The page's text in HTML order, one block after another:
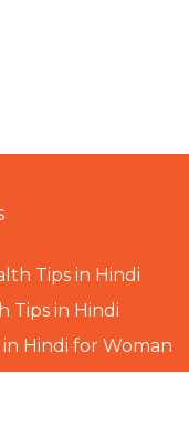
Tips in Hindi
Tips in Hindi
Hindi for Woman